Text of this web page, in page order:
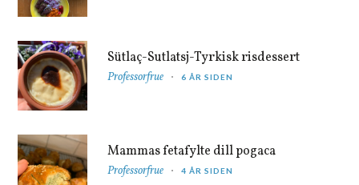
Sütlaç-Sutlatsj-Tyrkisk risdessert
Professorfrue 6 ÅR SIDEN
Mammas fetafylte dill pogaca
Professorfrue 4 ÅR SIDEN